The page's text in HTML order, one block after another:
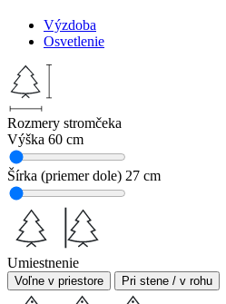
Výzdoba
Osvetlenie
Rozmery stromčeka
Výška 60 cm
Šírka (priemer dole) 27 cm
Umiestnenie
Voľne v priestore Pri stene / v rohu